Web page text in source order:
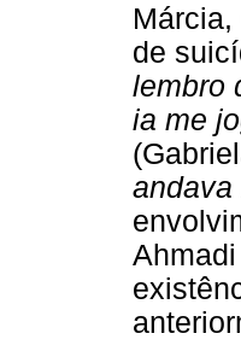
de
lembro
ia me
andava